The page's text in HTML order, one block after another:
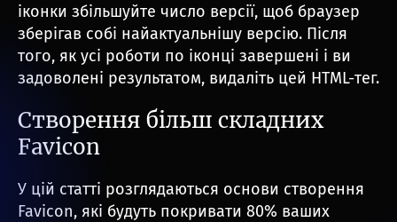
іконки збільшуйте число версії, щоб браузер
зберігав собі найактуальнішу версію. Після
того, як усі роботи по іконці завершені і ви
задоволені результатом, видаліть цей HTML-тег.
Створення більш складних
Favicon
У цій статті розглядаються основи створення
Favicon, які будуть покривати 80% ваших